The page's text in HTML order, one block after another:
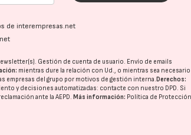
de interempresas.net
Gestión de cuenta de usuario. Envío de emails
mientras dure la relación con Ud., o mientras sea necesario
empresas del grupo por motivos de gestión interna.Derechos:
y decisiones automatizadas: contacte con nuestro DPD. Si
ante laAEPD.Más información: Política de